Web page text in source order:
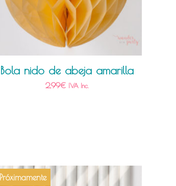
Bola nido de abeja amarilla
2,99€ IVA Inc.
Próximamente